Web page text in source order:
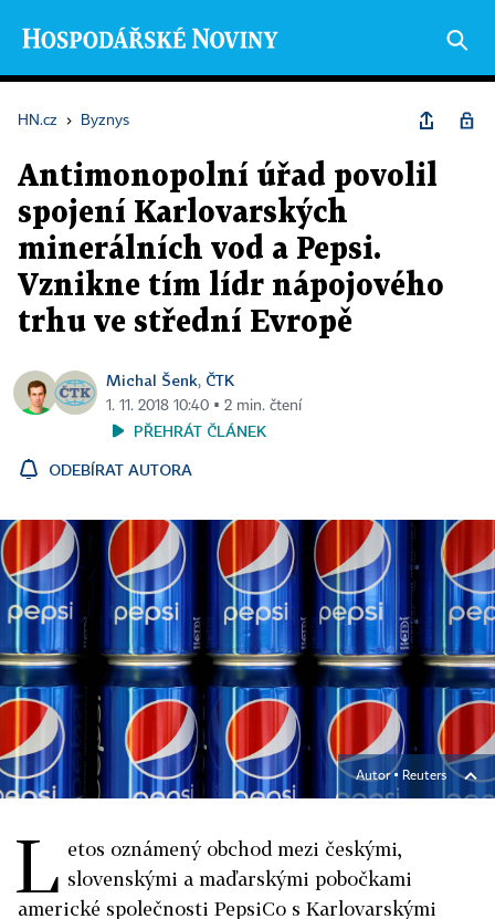
HN.cz › Byznys
Antimonopolní úřad povolil
spojení Karlovarských
minerálních vod a Pepsi.
Vznikne tím lídr nápojového
trhu ve střední Evropě
Michal Šenk, ČTK
1. 11. 2018 10:40 ▪ 2 min. čtení
PŘEHRÁT ČLÁNEK
ODEBÍRAT AUTORA
Autor ▪ Reuters
L etos oznámený obchod mezi českými,
slovenskými a maďarskými pobočkami
americké společnosti PepsiCo s Karlovarskými